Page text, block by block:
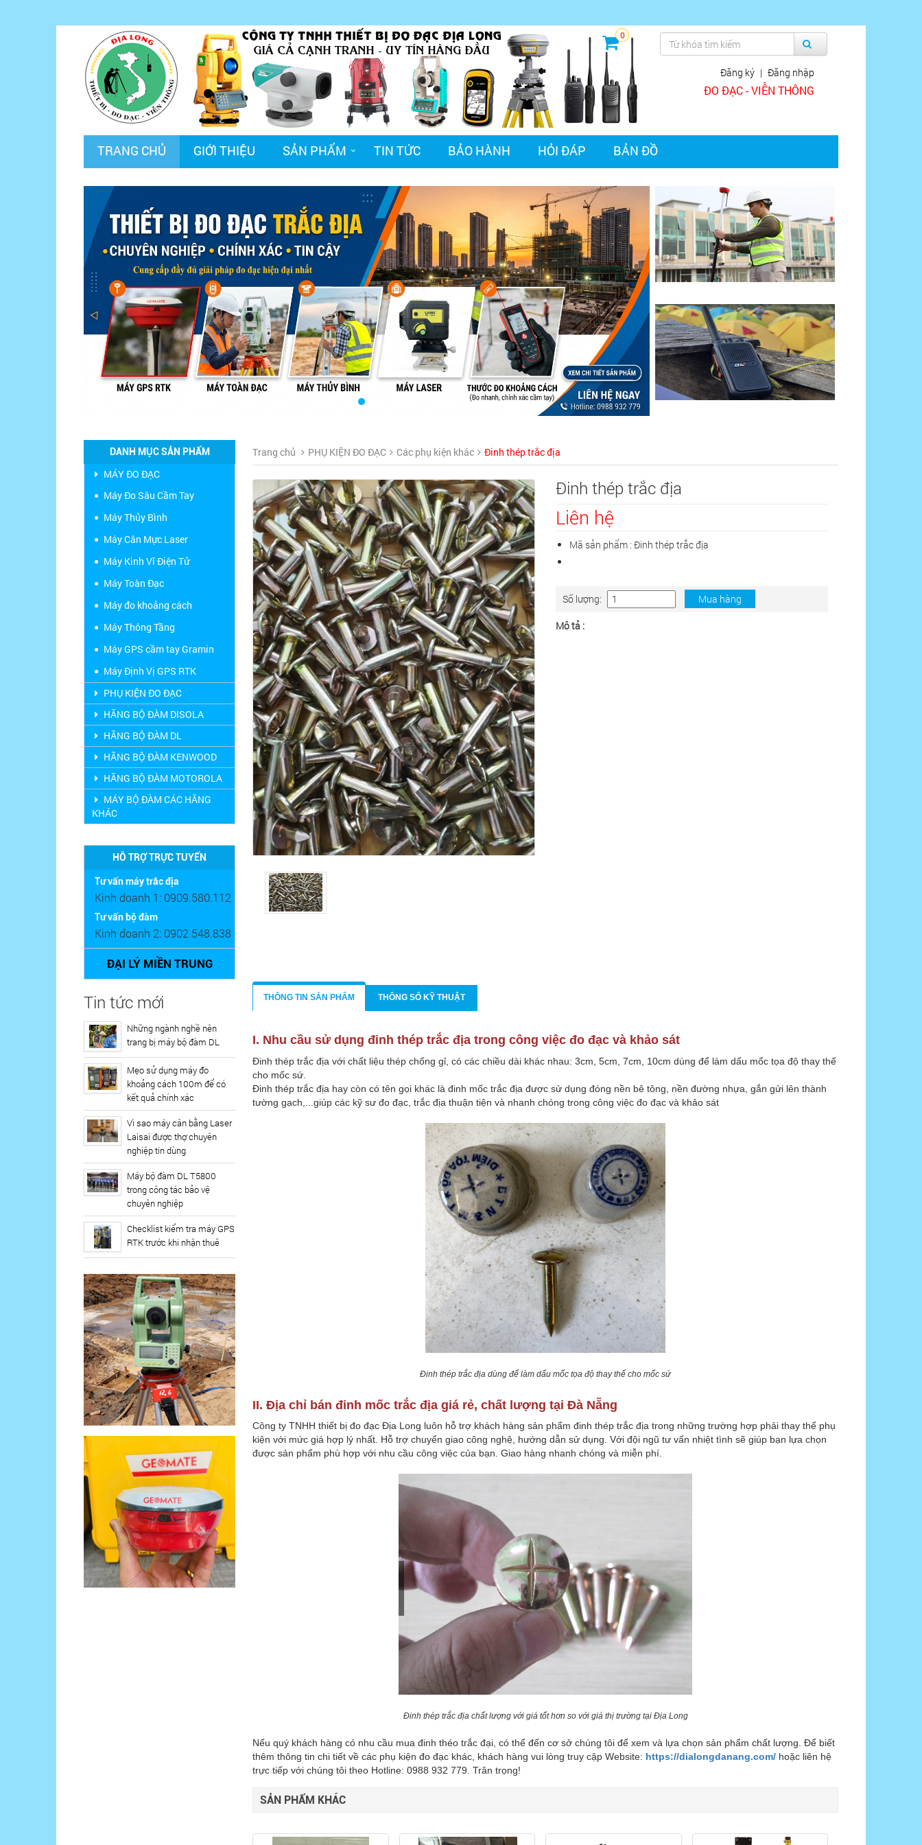
0
Đăng ký | Đăng nhập
ĐO ĐẠC - VIỄN THÔNG
TRANG CHỦ GIỚI THIỆU SẢN PHẨM TIN TỨC BẢO HÀNH HỎI ĐÁP BẢN ĐỒ
DANH MỤC SẢN PHẨM
MÁY ĐO ĐẠC
Máy Đo Sâu Cầm Tay
Máy Thủy Bình
Máy Cân Mực Laser
Máy Kinh Vĩ Điện Tử
Máy Toàn Đạc
Máy đo khoảng cách
Máy Thông Tầng
Máy GPS cầm tay Gramin
Máy Định Vị GPS RTK
PHỤ KIỆN ĐO ĐẠC
HÃNG BỘ ĐÀM DISOLA
HÃNG BỘ ĐÀM DL
HÃNG BỘ ĐÀM KENWOOD
HÃNG BỘ ĐÀM MOTOROLA
MÁY BỘ ĐÀM CÁC HÃNG
KHÁC
HỖ TRỢ TRỰC TUYẾN
Tư vấn máy trắc địa
Kinh doanh 1: 0909.580.112
Tư vấn bộ đàm
Kinh doanh 2: 0902.548.838
ĐẠI LÝ MIỀN TRUNG
Tin tức mới
Những ngành nghề nên
trang bị máy bộ đàm DL
Mẹo sử dụng máy đo
khoảng cách 100m để có
kết quả chính xác
Vì sao máy cân bằng Laser
Laisai được thợ chuyên
nghiệp tin dùng
Máy bộ đàm DL T5800
trong công tác bảo vệ
chuyên nghiệp
Checklist kiểm tra máy GPS
RTK trước khi nhận thuê
Trang chủ PHỤ KIỆN ĐO ĐẠC Các phụ kiện khác Đinh thép trắc địa
Đinh thép trắc địa
Liên hệ
Mã sản phẩm : Đinh thép trắc địa
Số lượng: Mua hàng
Mô tả :
THÔNG TIN SẢN PHẨM THÔNG SỐ KỸ THUẬT
I. Nhu cầu sử dụng đinh thép trắc địa trong công việc đo đạc và khảo sát
Đinh thép trắc địa với chất liệu thép chống gỉ, có các chiều dài khác nhau: 3cm, 5cm, 7cm, 10cm dùng để làm dấu mốc tọa độ thay thế
cho mốc sứ.
Đinh thép trắc địa hay còn có tên gọi khác là đinh mốc trắc địa được sử dụng đóng nền bê tông, nền đường nhựa, gắn gửi lên thành
tường gạch,...giúp các kỹ sư đo đạc, trắc địa thuận tiện và nhanh chóng trong công việc đo đạc và khảo sát
Đinh thép trắc địa dùng để làm dấu mốc tọa độ thay thế cho mốc sứ
II. Địa chỉ bán đinh mốc trắc địa giá rẻ, chất lượng tại Đà Nẵng
Công ty TNHH thiết bị đo đạc Địa Long luôn hỗ trợ khách hàng sản phẩm đinh thép trắc địa trong những trường hợp phải thay thế phụ
kiện với mức giá hợp lý nhất. Hỗ trợ chuyển giao công nghệ, hướng dẫn sử dụng. Với đội ngũ tư vấn nhiệt tình sẽ giúp bạn lựa chọn
được sản phẩm phù hợp với nhu cầu công việc của bạn. Giao hàng nhanh chóng và miễn phí.
Đinh thép trắc địa chất lượng với giá tốt hơn so với giá thị trường tại Địa Long
Nếu quý khách hàng có nhu cầu mua đinh théo trắc đại, có thể đến cơ sở chúng tôi để xem và lựa chọn sản phẩm chất lượng. Để biết
thêm thông tin chi tiết về các phụ kiện đo đạc khác, khách hàng vui lòng truy cập Website: https://dialongdanang.com/ hoặc liên hệ
trực tiếp với chúng tôi theo Hotline: 0988 932 779. Trân trọng!
SẢN PHẨM KHÁC